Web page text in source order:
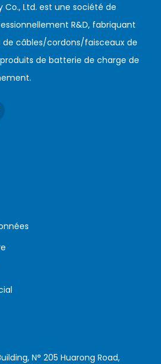
Co., Ltd. est une société de
R&D, fabriquant
câbles/cordons/faisceaux de
de batterie de charge de
N° 205 Huarong Road,